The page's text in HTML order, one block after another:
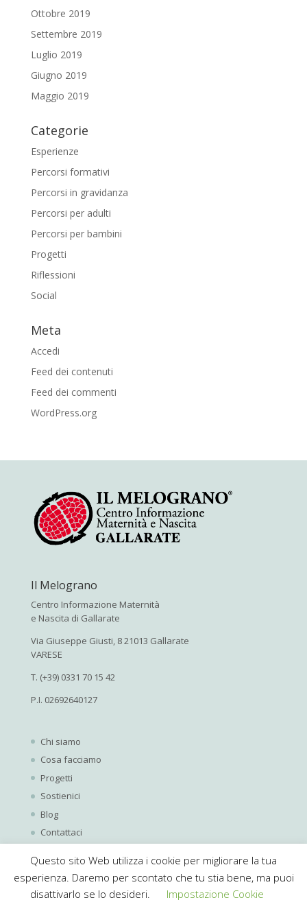
Ottobre 2019
Settembre 2019
Luglio 2019
Giugno 2019
Maggio 2019
Categorie
Esperienze
Percorsi formativi
Percorsi in gravidanza
Percorsi per adulti
Percorsi per bambini
Progetti
Riflessioni
Social
Meta
Accedi
Feed dei contenuti
Feed dei commenti
WordPress.org
Il Melograno
Centro Informazione Maternità
e Nascita di Gallarate
Via Giuseppe Giusti, 8 21013 Gallarate
VARESE
T. (+39) 0331 70 15 42
P.I. 02692640127
Chi siamo
Cosa facciamo
Progetti
Sostienici
Blog
Contattaci
Questo sito Web utilizza i cookie per migliorare la tua
esperienza. Daremo per scontato che tu stia bene, ma puoi
disattivarlo se lo desideri.
Impostazione Cookie